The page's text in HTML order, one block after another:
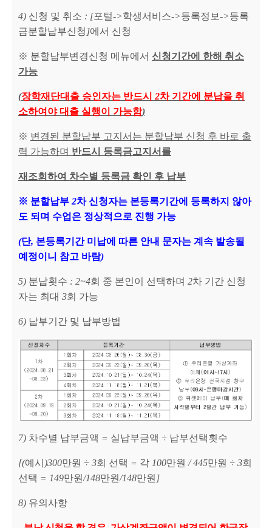
4) 신청 및 취소 : [포털->학생서비스->등록정보->등록
금분할납부신청 ]에서 신청
※ 분할납부변경신청 메뉴에서 신청기간에 한해 취소
가능
(장학재단대출 승인자는 반드시 2차 기간에 분납을 취
소하여야 대출 실행이 가능함)
※ 변경된 분할납부 고지서는 분할납부 신청 후 바로 출
력 가능하며 반드시 등록금고지서를
재조회하여 차수별 등록금 확인 후 납부
※ 분할납부 2차 신청자는 본등록기간에 등록하지 않아
도 되며 수업은 정상적으로 진행 가능
(단, 본등록기간 미납에 따른 안내 문자는 계속 발송될
예정이니 참고 바람)
5) 분납횟수 : 2~4회 중 본인이 선택하며 2차 기간 신청
자는 최대 3회 가능
6) 납부기간 및 납부방법
7) 차수별 납부금액 = 실납부금액 ÷ 납부선택횟수
[(예시 )300만원 ÷ 3회 선택 = 각 100만원 / 445만원 ÷ 3회
선택 = 149만원/148만원/148만원 ]
8) 유의사항